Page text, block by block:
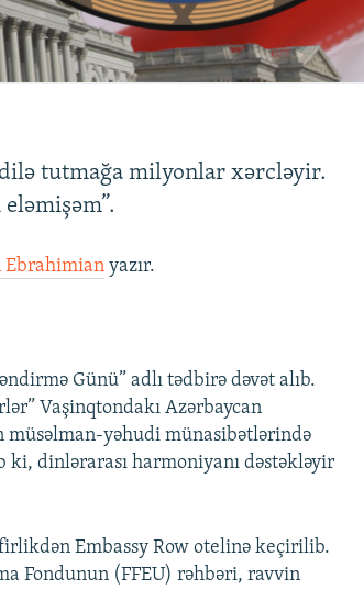
tutmağa milyonlar xərcləyir.
Ebrahimian yazır.
Günü” adlı tədbirə dəvət alıb.
Vaşinqtondakı Azərbaycan
müsəlman-yəhudi münasibətlərində
ki, dinlərarası harmoniyanı dəstəkləyir
Embassy Row otelinə keçirilib.
Fondunun (FFEU) rəhbəri, ravvin